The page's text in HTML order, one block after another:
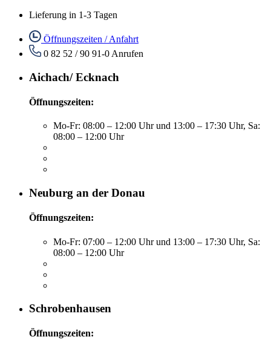
Lieferung in 1-3 Tagen
Öffnungszeiten / Anfahrt
0 82 52 / 90 91-0 Anrufen
Aichach/ Ecknach
Öffnungszeiten:
Mo-Fr: 08:00 – 12:00 Uhr und 13:00 – 17:30 Uhr, Sa:
08:00 – 12:00 Uhr
Neuburg an der Donau
Öffnungszeiten:
Mo-Fr: 07:00 – 12:00 Uhr und 13:00 – 17:30 Uhr, Sa:
08:00 – 12:00 Uhr
Schrobenhausen
Öffnungszeiten: